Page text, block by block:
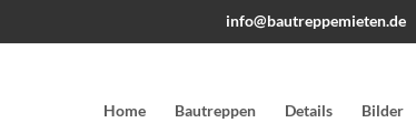
info@bautreppemieten.de
Home Bautreppen Details Bilder